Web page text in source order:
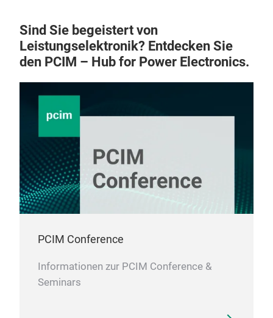
Sind Sie begeistert von
Leistungselektronik? Entdecken Sie
den PCIM – Hub for Power Electronics.
PCIM Conference
Informationen zur PCIM Conference &
Seminars